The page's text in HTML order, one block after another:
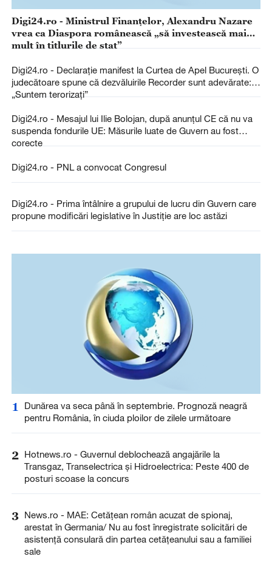
Digi24.ro - Ministrul Finanțelor, Alexandru Nazare
vrea ca Diaspora românească „să investească mai
mult în titlurile de stat”
Digi24.ro - Declarație manifest la Curtea de Apel București. O
judecătoare spune că dezvăluirile Recorder sunt adevărate:
„Suntem terorizați”
Digi24.ro - Mesajul lui Ilie Bolojan, după anunțul CE că nu va
suspenda fondurile UE: Măsurile luate de Guvern au fost
corecte
Digi24.ro - PNL a convocat Congresul
Digi24.ro - Prima întâlnire a grupului de lucru din Guvern care
propune modificări legislative în Justiţie are loc astăzi
1
Dunărea va seca până în septembrie. Prognoză neagră
pentru România, în ciuda ploilor de zilele următoare
2 Hotnews.ro - Guvernul deblochează angajările la
Transgaz, Transelectrica și Hidroelectrica: Peste 400 de
posturi scoase la concurs
3 News.ro - MAE: Cetăţean român acuzat de spionaj,
arestat în Germania/ Nu au fost înregistrate solicitări de
asistenţă consulară din partea cetăţeanului sau a familiei
sale